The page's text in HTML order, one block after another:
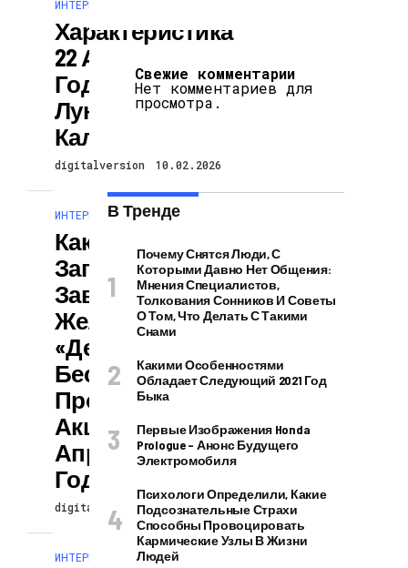
ИНТЕРЕСНОЕ И ПОЗНАВАТЕЛЬНОЕ
Характеристика
22 Апреля 2023
Года По
Лунному
Календарю
digitalversion 10.02.2026
ИНТЕРЕСНОЕ И ПОЗНАВАТЕЛЬНОЕ
Как Правильно
Загадывать
Заветные
Желания В
«день
Бесконечного
Процветания»
Акшая Тритья, 22
Апреля 2023
Года
digitalversion 10.02.2026
ИНТЕРЕСНОЕ И ПОЗНАВАТЕЛЬНОЕ
Свежие комментарии
Нет комментариев для
просмотра.
В Тренде
Почему Снятся Люди, С
Которыми Давно Нет Общения:
Мнения Специалистов,
Толкования Сонников И Советы
О Том, Что Делать С Такими
Снами
Какими Особенностями
Обладает Следующий 2021 Год
Быка
Первые Изображения Honda
Prologue – Анонс Будущего
Электромобиля
Психологи Определили, Какие
Подсознательные Страхи
Способны Провоцировать
Кармические Узлы В Жизни
Людей